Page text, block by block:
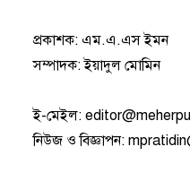
প্রকাশক: এম.এ.এস ইমন
সম্পাদক: ইয়াদুল মোমিন
ই-মেইল:
নিউজ ও বিজ্ঞাপন: